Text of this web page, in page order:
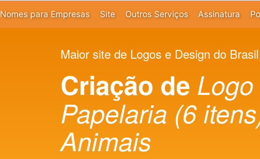
Nomes para Empresas Site Outros Serviços Assinatura
Maior site de Logos e Design do Brasil
Criação de
Papelaria (6
Animais